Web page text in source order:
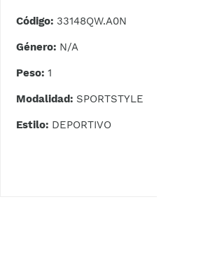
Código: 33148QW.A0N
Género: N/A
Peso:1
Modalidad: SPORTSTYLE
Estilo: DEPORTIVO